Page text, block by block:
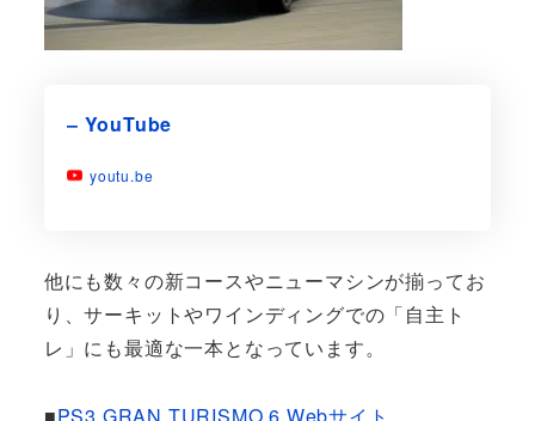
– YouTube
youtu.be
他にも数々の新コースやニューマシンが揃ってお
り、サーキットやワインディングでの「自主ト
レ」にも最適な一本となっています。